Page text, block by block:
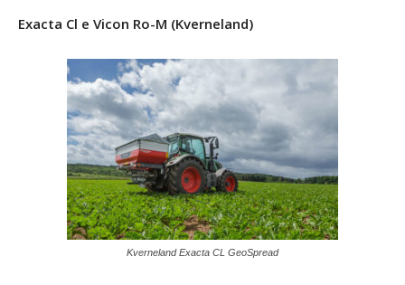
Exacta Cl e Vicon Ro-M (Kverneland)
Kverneland Exacta CL GeoSpread